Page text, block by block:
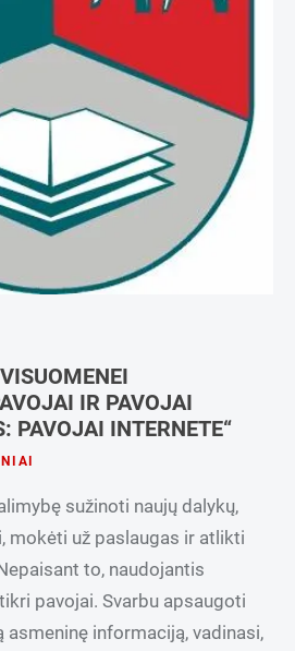
IR PAVOJAI
PAVOJAI INTERNETE“
sužinoti naujų dalykų,
mokėti už paslaugas ir atlikti
to, naudojantis
pavojai. Svarbu apsaugoti
informaciją, vadinasi,